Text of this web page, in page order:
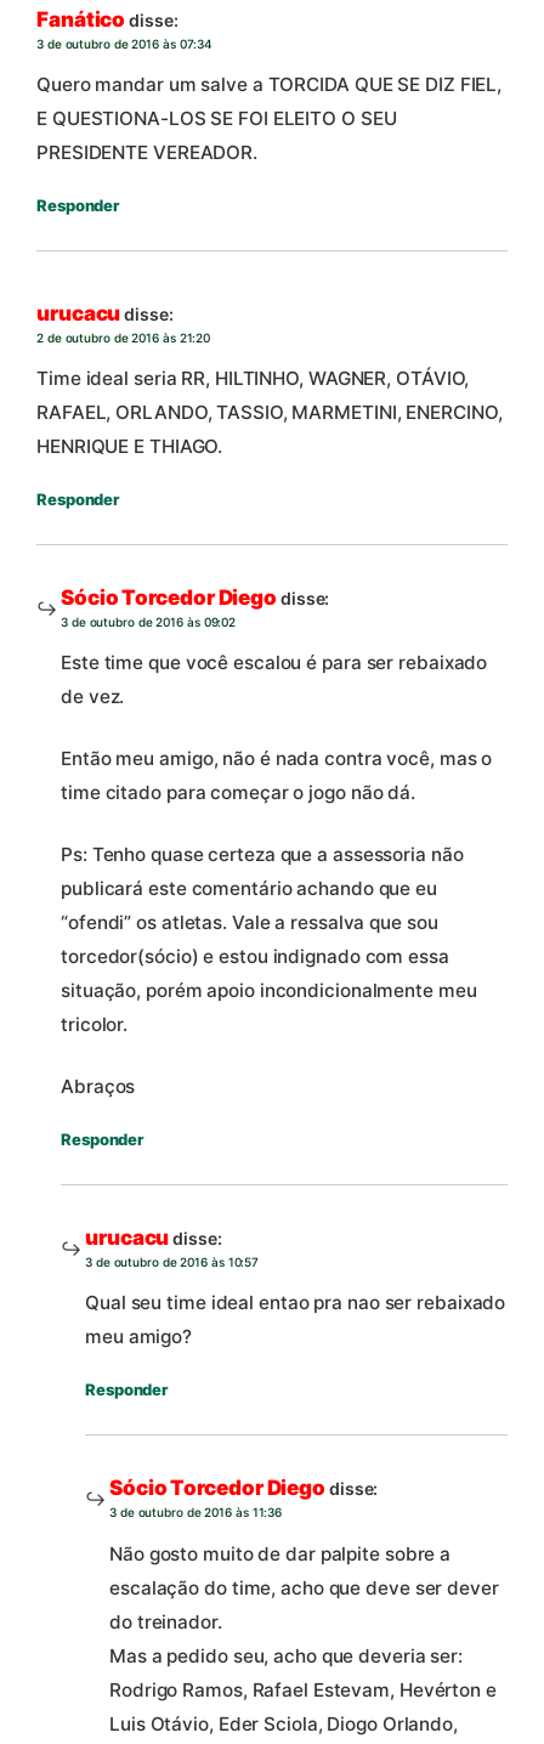
Fanático disse:
3 de outubro de 2016 às 07:34
Quero mandar um salve a TORCIDA QUE SE DIZ FIEL,
E QUESTIONA-LOS SE FOI ELEITO O SEU
PRESIDENTE VEREADOR.
Responder
urucacudisse:
2 de outubro de 2016 às 21:20
Time ideal seria RR, HILTINHO, WAGNER, OTÁVIO,
RAFAEL, ORLANDO, TASSIO, MARMETINI, ENERCINO,
HENRIQUE E THIAGO.
Responder
Sócio Torcedor Diego disse:
3 de outubro de 2016 às 09:02
Este time que você escalou é para ser rebaixado
de vez.
Então meu amigo, não é nada contra você, mas o
time citado para começar o jogo não dá.
Ps: Tenho quase certeza que a assessoria não
publicará este comentário achando que eu
“ofendi” os atletas. Vale a ressalva que sou
torcedor(sócio) e estou indignado com essa
situação, porém apoio incondicionalmente meu
tricolor.
Abraços
Responder
urucacudisse:
3 de outubro de 2016 às 10:57
Qual seu time ideal entao pra nao ser rebaixado
meu amigo?
Responder
Sócio Torcedor Diego disse:
3 de outubro de 2016 às 11:36
Não gosto muito de dar palpite sobre a
escalação do time, acho que deve ser dever
do treinador.
Mas a pedido seu, acho que deveria ser:
Rodrigo Ramos, Rafael Estevam, Hevérton e
Luis Otávio, Eder Sciola, Diogo Orlando,